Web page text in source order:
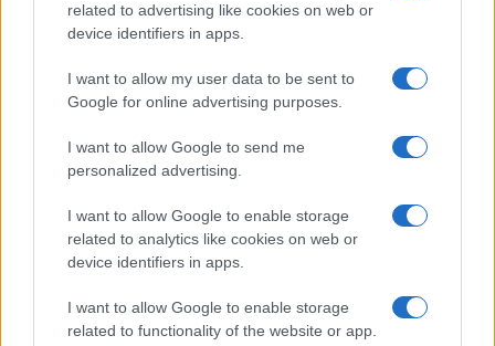
related to advertising like cookies on web or
device identifiers in apps.
I want to allow my user data to be sent to
Google for online advertising purposes.
I want to allow Google to send me
personalized advertising.
I want to allow Google to enable storage
related to analytics like cookies on web or
device identifiers in apps.
I want to allow Google to enable storage
related to functionality of the website or app.
F
a
ce
b
o
o
k
T
w
it
te
r
Pi
n
te
re
st
W
h
at
s
A
p
p
S
h
a
re
Articolo precedente
NOTIZIE RECENTI
Calangianus, dopo le polemiche il centro
accoglienza minori chiude